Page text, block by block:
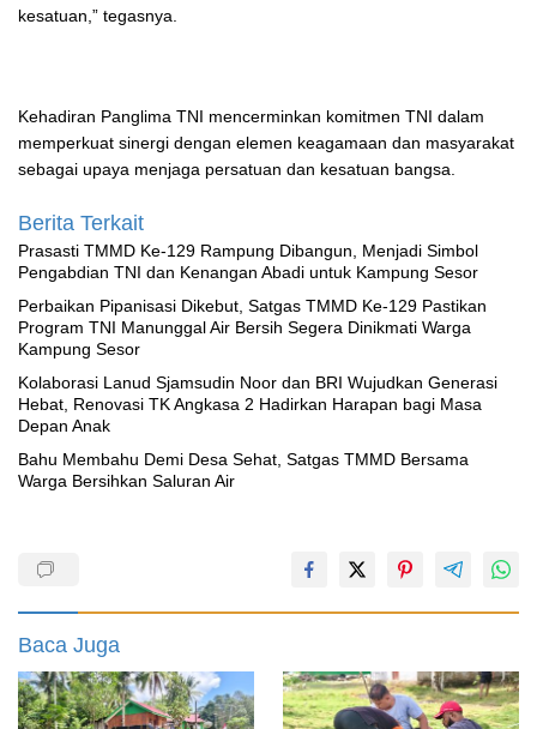
kesatuan,” tegasnya.
Kehadiran Panglima TNI mencerminkan komitmen TNI dalam
memperkuat sinergi dengan elemen keagamaan dan masyarakat
sebagai upaya menjaga persatuan dan kesatuan bangsa.
Berita Terkait
Prasasti TMMD Ke-129 Rampung Dibangun, Menjadi Simbol
Pengabdian TNI dan Kenangan Abadi untuk Kampung Sesor
Perbaikan Pipanisasi Dikebut, Satgas TMMD Ke-129 Pastikan
Program TNI Manunggal Air Bersih Segera Dinikmati Warga
Kampung Sesor
Kolaborasi Lanud Sjamsudin Noor dan BRI Wujudkan Generasi
Hebat, Renovasi TK Angkasa 2 Hadirkan Harapan bagi Masa
Depan Anak
Bahu Membahu Demi Desa Sehat, Satgas TMMD Bersama
Warga Bersihkan Saluran Air
Baca Juga